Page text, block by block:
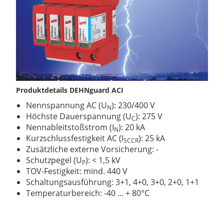
Produktdetails DEHNguard ACI
Nennspannung AC (UN): 230/400 V
Höchste Dauerspannung (UC): 275 V
Nennableitstoßstrom (IN): 20 kA
Kurzschlussfestigkeit AC (ISCCR): 25 kA
Zusätzliche externe Vorsicherung: -
Schutzpegel (UP): < 1,5 kV
TOV-Festigkeit: mind. 440 V
Schaltungsausführung: 3+1, 4+0, 3+0, 2+0, 1+1
Temperaturbereich: -40 ... + 80°C